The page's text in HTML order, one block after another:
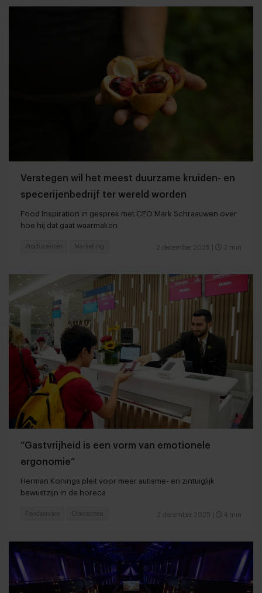
Verstegen wil het meest duurzame kruiden- en
specerijenbedrijf ter wereld worden
Food Inspiration in gesprek met CEO Mark Schraauwen over
hoe hij dat gaat waarmaken
2 december 2025 3 min
Producenten Marketing
“Gastvrijheid is een vorm van emotionele
ergonomie”
Herman Konings pleit voor meer autisme- en zintuiglijk
bewustzijn in de horeca
2 december 2025 4 min
Foodservice Concepten